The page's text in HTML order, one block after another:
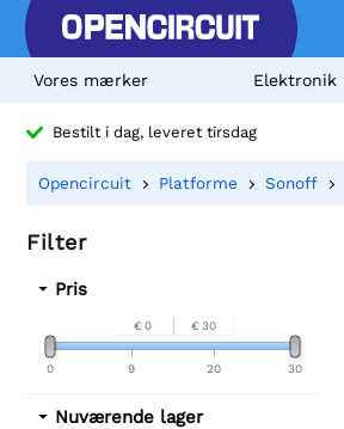
Vores mærker Elektronik
Bestilt i dag, leveret tirsdag
Opencircuit Platforme Sonoff
Filter
Pris
€ 0 € 30
0 30
9 20
Nuværende lager